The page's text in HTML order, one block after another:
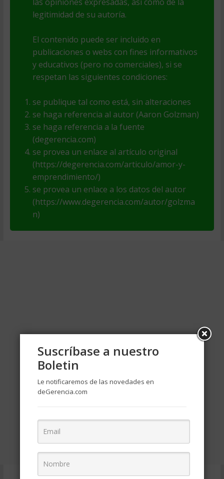
legitimidad de su autoría.
El contenido puede ser incluido en
publicaciones o webs con fines informativos
y educativos (pero no comerciales), si se
respetan las siguientes condiciones:
se publique tal como está, sin alteraciones
se haga referencia al autor (Aaron Golzman)
se haga referencia a la fuente
(degerencia.com)
se provea un enlace al artículo original
(https://degerencia.com/articulo/amor-y-
emprendimiento/)
se provea un enlace a los datos del autor
(https://www.degerencia.com/autor/golzma
n)
Suscríbase a nuestro
Boletin
Le notificaremos de las novedades en
deGerencia.com